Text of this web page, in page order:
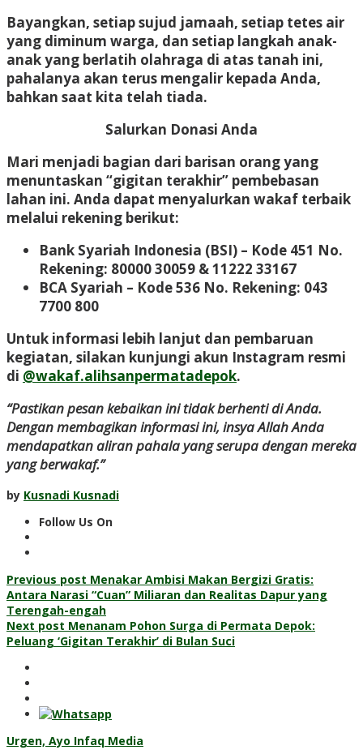
Bayangkan, setiap sujud jamaah, setiap tetes air
yang diminum warga, dan setiap langkah anak-
anak yang berlatih olahraga di atas tanah ini,
pahalanya akan terus mengalir kepada Anda,
bahkan saat kita telah tiada.
Salurkan Donasi Anda
Mari menjadi bagian dari barisan orang yang
menuntaskan “gigitan terakhir” pembebasan
lahan ini. Anda dapat menyalurkan wakaf terbaik
melalui rekening berikut:
Bank Syariah Indonesia (BSI) – Kode 451 No.
Rekening: 80000 30059 &11222 33167
BCA Syariah – Kode 536 No. Rekening: 043
7700 800
Untuk informasi lebih lanjut dan pembaruan
kegiatan, silakan kunjungi akun Instagram resmi
di @wakaf.alihsanpermatadepok.
“Pastikan pesan kebaikan ini tidak berhenti di Anda.
Dengan membagikan informasi ini, insya Allah Anda
mendapatkan aliran pahala yang serupa dengan mereka
yang berwakaf.”
by Kusnadi Kusnadi
Follow Us On
Post
navigation
Previous post Menakar Ambisi Makan Bergizi Gratis:
Antara Narasi “Cuan” Miliaran dan Realitas Dapur yang
Terengah-engah
Next post Menanam Pohon Surga di Permata Depok:
Peluang ‘Gigitan Terakhir’ di Bulan Suci
Urgen, Ayo Infaq Media